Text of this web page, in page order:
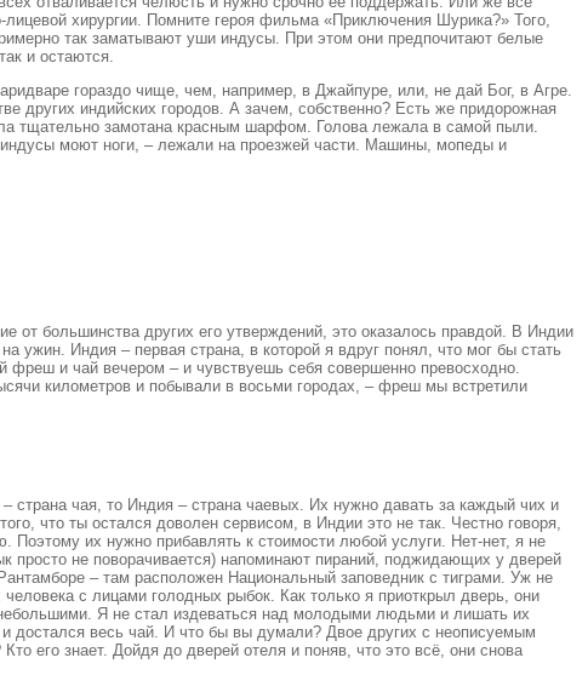
хирургии. Помните героя фильма «Приключения Шурика?» Того,
так заматывают уши индусы. При этом они предпочитают белые
и остаются.
гораздо чище, чем, например, в Джайпуре, или, не дай Бог, в Агре.
других индийских городов. А зачем, собственно? Есть же придорожная
тщательно замотана красным шарфом. Голова лежала в самой пыли.
моют ноги, – лежали на проезжей части. Машины, мопеды и
от большинства других его утверждений, это оказалось правдой. В Индии
ужин. Индия – первая страна, в которой я вдруг понял, что мог бы стать
и чай вечером – и чувствуешь себя совершенно превосходно.
километров и побывали в восьми городах, – фреш мы встретили
страна чая, то Индия – страна чаевых. Их нужно давать за каждый чих и
что ты остался доволен сервисом, в Индии это не так. Честно говоря,
их нужно прибавлять к стоимости любой услуги. Нет-нет, я не
просто не поворачивается) напоминают пираний, поджидающих у дверей
– там расположен Национальный заповедник с тиграми. Уж не
с лицами голодных рыбок. Как только я приоткрыл дверь, они
Я не стал издеваться над молодыми людьми и лишать их
достался весь чай. И что бы вы думали? Двое других с неописуемым
его знает. Дойдя до дверей отеля и поняв, что это всё, они снова